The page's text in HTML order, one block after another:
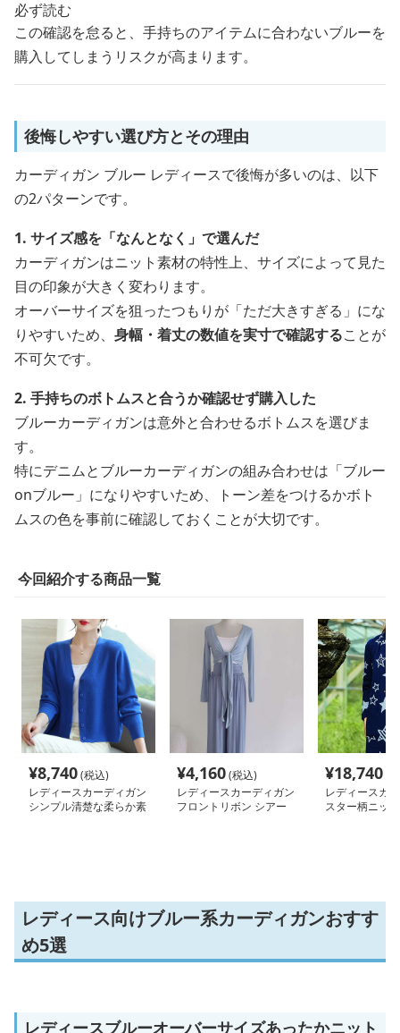
必ず読む
この確認を怠ると、手持ちのアイテムに合わないブルーを
購入してしまうリスクが高まります。
後悔しやすい選び方とその理由
カーディガン ブルー レディースで後悔が多いのは、以下
の2パターンです。
1. サイズ感を「なんとなく」で選んだ
カーディガンはニット素材の特性上、サイズによって見た
目の印象が大きく変わります。
オーバーサイズを狙ったつもりが「ただ大きすぎる」にな
りやすいため、 身幅・着丈の数値を実寸で確認することが
不可欠です。
2. 手持ちのボトムスと合うか確認せず購入した
ブルーカーディガンは意外と合わせるボトムスを選びま
す。
特にデニムとブルーカーディガンの組み合わせは「ブルー
onブルー」になりやすいため、トーン差をつけるかボト
ムスの色を事前に確認しておくことが大切です。
今回紹介する商品一覧
¥8,740(税込)
レディースカーディガン
シンプル清楚な柔らか素
¥4,160(税込)
レディースカーディガン
フロントリボン シアー
¥18,740
レディースカ
スター柄ニッ
レディース向けブルー系カーディガンおすす
め5選
レディースブルーオーバーサイズあったかニット